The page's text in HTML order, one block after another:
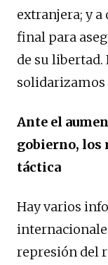
extranjera; y
final para
de su libertad.
solidarizamos
Ante el
gobierno, los
táctica
Hay varios
represión del